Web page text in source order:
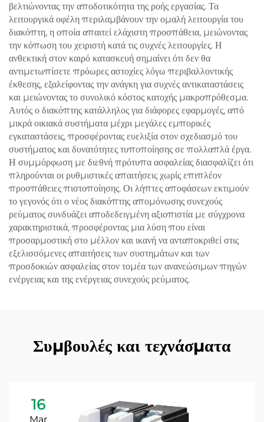
βελτιώνοντας την αποδοτικότητα της ροής εργασίας. Τα
λειτουργικά οφέλη περιλαμβάνουν την ομαλή λειτουργία του
διακόπτη, η οποία απαιτεί ελάχιστη προσπάθεια, μειώνοντας
την κόπωση του χειριστή κατά τις συχνές λειτουργίες. Η
ανθεκτική στον καιρό κατασκευή σημαίνει ότι δεν θα
αντιμετωπίσετε πρόωρες αστοχίες λόγω περιβαλλοντικής
έκθεσης, εξαλείφοντας την ανάγκη για συχνές αντικαταστάσεις
και μειώνοντας το συνολικό κόστος κατοχής μακροπρόθεσμα.
Αυτός ο διακόπτης κατάλληλος για διάφορες εφαρμογές, από
μικρά οικιακά συστήματα μέχρι μεγάλες εμπορικές
εγκαταστάσεις, προσφέροντας ευελιξία στον σχεδιασμό του
συστήματος και δυνατότητες τυποποίησης σε πολλαπλά έργα.
Η συμμόρφωση με διεθνή πρότυπα ασφαλείας διασφαλίζει ότι
πληρούνται οι ρυθμιστικές απαιτήσεις χωρίς επιπλέον
προσπάθειες πιστοποίησης. Οι λήπτες αποφάσεων εκτιμούν
το γεγονός ότι ο νέος διακόπτης απομόνωσης συνεχούς
ρεύματος συνδυάζει αποδεδειγμένη αξιοπιστία με σύγχρονα
χαρακτηριστικά, προσφέροντας μια λύση που είναι
προσαρμοστική στο μέλλον και ικανή να ανταποκριθεί στις
εξελισσόμενες απαιτήσεις των συστημάτων και των
προσδοκιών ασφαλείας στον τομέα των ανανεώσιμων πηγών
ενέργειας και της ενέργειας συνεχούς ρεύματος.
Συμβουλές και τεχνάσματα
16
Mar